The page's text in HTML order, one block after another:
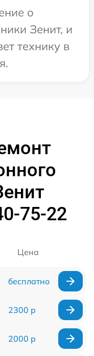
о
Зенит, и
технику в
75-22
Цена
бесплатно
2300 р
2000 р